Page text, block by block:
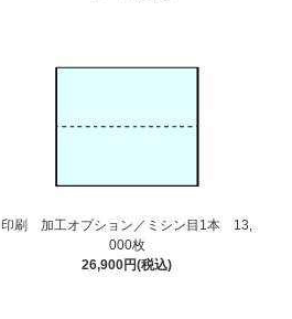
印刷 加工オプション／ミシン目1本 13,
000枚
26,900円(税込)